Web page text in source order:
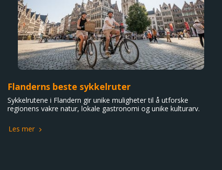
Flanderns beste sykkelruter
Sykkelrutene i Flandern gir unike muligheter til å utforske
regionens vakre natur, lokale gastronomi og unike kulturarv.
Les mer